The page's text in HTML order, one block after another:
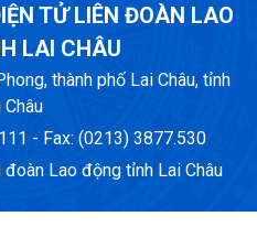
TỬ LIÊN ĐOÀN LAO
LAI CHÂU
thành phố Lai Châu, tỉnh
Châu
- Fax: (0213) 3877.530
Lao động tỉnh Lai Châu